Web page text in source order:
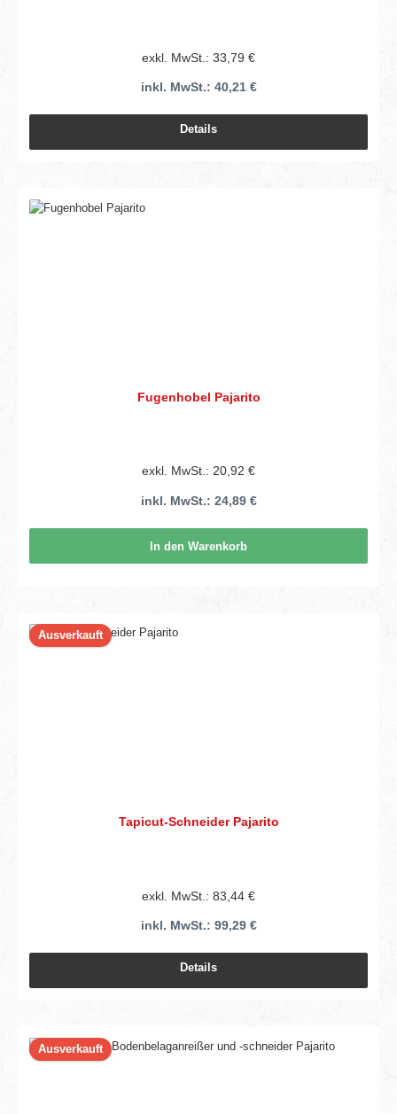
exkl. MwSt.: 33,79 €
inkl. MwSt.: 40,21 €
Details
Fugenhobel Pajarito
exkl. MwSt.: 20,92 €
inkl. MwSt.: 24,89 €
In den Warenkorb
Ausverkauft
Tapicut-Schneider Pajarito
exkl. MwSt.: 83,44 €
inkl. MwSt.: 99,29 €
Details
Ausverkauft